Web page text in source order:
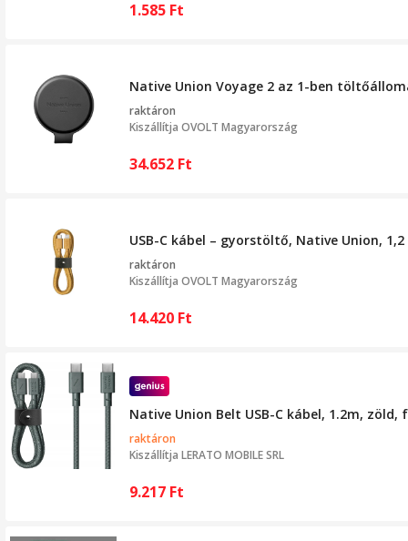
1.585 Ft
Native Union Voyage 2 az 1-ben
raktáron
Kiszállítja OVOLT Magyarország
34.652 Ft
USB-C kábel – gyorstöltő, Native Union,
raktáron
Kiszállítja OVOLT Magyarország
14.420 Ft
Native Union Belt USB-C kábel, 1.2m,
raktáron
Kiszállítja LERATO MOBILE SRL
9.217 Ft